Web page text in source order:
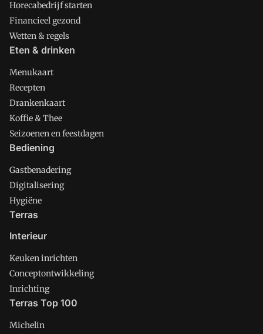
Horecabedrijf starten
Financieel gezond
Wetten & regels
Eten & drinken
Menukaart
Recepten
Drankenkaart
Koffie & Thee
Seizoenen en feestdagen
Bediening
Gastbenadering
Digitalisering
Hygiëne
Terras
Interieur
Keuken inrichten
Conceptontwikkeling
Inrichting
Terras Top 100
Michelin